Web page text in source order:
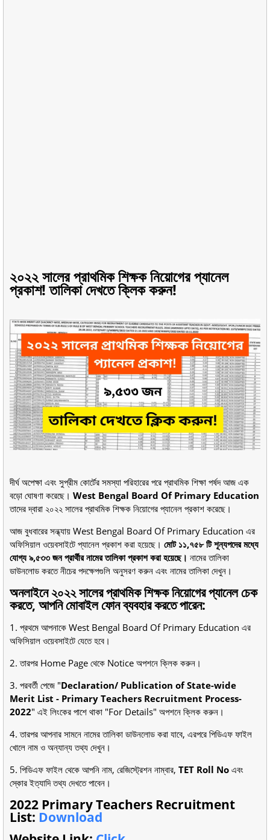
২০২২ সালের প্রাথমিক শিক্ষক নিয়োগের প্যানেল
প্রকাশ! তালিকা দেখতে ক্লিক করুন!
দীর্ঘ অপেক্ষা এবং সুপ্রীম কোর্টের সমস্যা পরিহারের পরে প্রাথমিক শিক্ষা পর্ষদ আজ এক
বড়ো ঘোষণা করেছে। West Bengal Board Of Primary Education
তাদের দ্বারা ২০২২ সালের প্রাথমিক শিক্ষক নিয়োগের প্যানেল প্রকাশ করেছে।
আজ বুধবারের সন্ধ্যায় West Bengal Board Of Primary Education এর
অফিসিয়াল ওয়েবসাইটে প্যানেল প্রকাশ করা হয়েছে। মোট ১১,৭৫৮ টি শূন্যপদের মধ্যে
যোগ্য ৯,৫৩৩ জন প্রার্থীর নামের তালিকা প্রকাশ করা হয়েছে। নামের তালিকা
ডাউনলোড করতে নীচের পদক্ষেপগুলি অনুসরণ করুন এবং নামের তালিকা দেখুন।
অনলাইনে ২০২২ সালের প্রাথমিক শিক্ষক নিয়োগের প্যানেল চেক
করতে, আপনি মোবাইল ফোন ব্যবহার করতে পারেন:
1. প্রথমে আপনাকে West Bengal Board Of Primary Education এর
অফিসিয়াল ওয়েবসাইটে যেতে হবে।
2. তারপর Home Page থেকে Notice অপশনে ক্লিক করুন।
3. পরবর্তী পেজে "Declaration/ Publication of State-wide
Merit List - Primary Teachers Recruitment Process-
2022" এই লিংকের পাশে থাকা "For Details" অপশনে ক্লিক করুন।
4. তারপর আপনার সামনে নামের তালিকা ডাউনলোড করা যাবে, এরপরে পিডিএফ ফাইল
খোলে নাম ও অন্যান্য তথ্য দেখুন।
5. পিডিএফ ফাইল থেকে আপনি নাম, রেজিস্ট্রেশন নাম্বার, TET Roll No এবং
স্কোর ইত্যাদি তথ্য দেখতে পাবেন।
2022 Primary Teachers Recruitment
List: Download